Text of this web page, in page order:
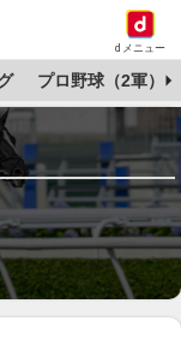
dメニュー
プロ野球（2軍）